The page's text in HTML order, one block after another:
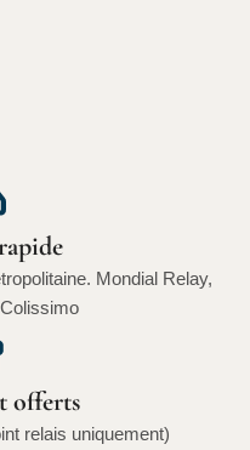
Mondial Relay,
offerts
relais uniquement)